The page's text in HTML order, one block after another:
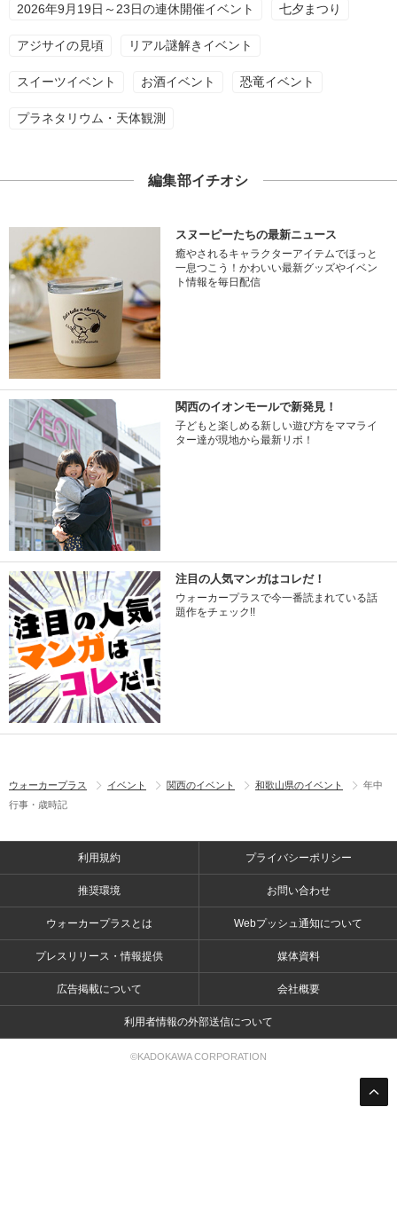
2026年9月19日～23日の連休開催イベント 七夕まつり
アジサイの見頃 リアル謎解きイベント
スイーツイベント お酒イベント 恐竜イベント
プラネタリウム・天体観測
編集部イチオシ
スヌーピーたちの最新ニュース
癒やされるキャラクターアイテムでほっと
一息つこう！かわいい最新グッズやイベン
ト情報を毎日配信
関西のイオンモールで新発見！
子どもと楽しめる新しい遊び方をママライ
ター達が現地から最新リポ！
注目の人気マンガはコレだ！
ウォーカープラスで今一番読まれている話
題作をチェック!!
ウォーカープラス イベント 関西のイベント 和歌山県のイベント
年中
行事・歳時記
利用規約 プライバシーポリシー
推奨環境 お問い合わせ
ウォーカープラスとは Webプッシュ通知について
プレスリリース・情報提供 媒体資料
広告掲載について 会社概要
利用者情報の外部送信について
©KADOKAWA CORPORATION